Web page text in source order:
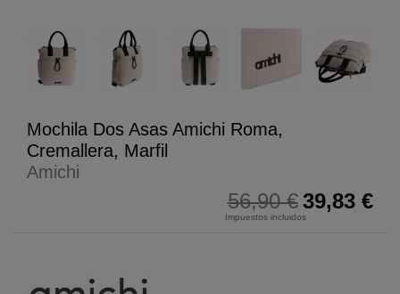
Mochila Dos Asas Amichi Roma,
Cremallera, Marfil
Amichi
56,90 €39,83 €
Impuestos incluidos